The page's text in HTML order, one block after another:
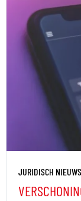
JURIDISCH NIEUWS